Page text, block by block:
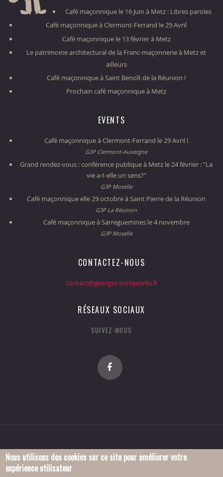
Café maçonnique le 16 Juin à Metz : Libres paroles
Café maçonnique à Clermont-Ferrand le 29 Avril
Café maçonnique le 13 février à Metz
Le patrimoine architectural de la Franc-maçonnerie à Metz et
ailleurs
Café maçonnique à Saint Benoît de la Réunion !
Prochain café maçonnique à Metz
EVENTS
Café maçonnique à Clermont-Ferrand le 29 Avril !
G3P Clermont-Auvergne
Grand rendez-vous : conférence publique à Metz le 24 février : "La
vie a-t-elle un sens?"
G3P Moselle
Café maçonnique elle 29 octobre à Saint Pierre de la Réunion
G3P La Réunion
Café maçonnique à Sarreguemines le 4 novembre
G3P Moselle
CONTACTEZ-NOUS
contact@georges-troispoints.fr
RÉSEAUX SOCIAUX
SUIVEZ-NOUS
Nous utilisons des cookies sur ce site pour améliorer votre
expérience utilisateur